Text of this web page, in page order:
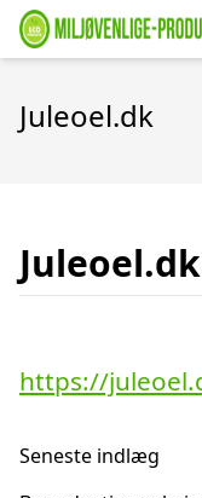
Juleoel.dk
Juleoel.dk
https://
Seneste indlæg